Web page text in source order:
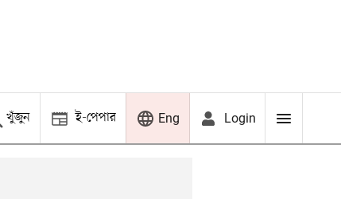
খুঁজুন ই-পেপার Eng Login